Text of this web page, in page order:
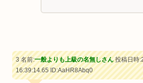
3 名前:一般よりも上級の名無しさん投稿日時
16:39:14.65ID:AaHR8Abq0